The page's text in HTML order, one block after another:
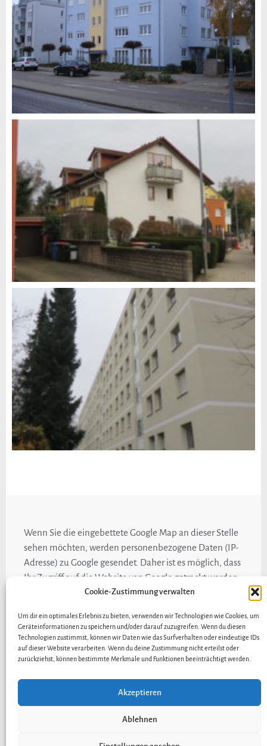
Cookie-Zustimmung verwalten
Um dir ein optimales Erlebnis zu bieten, verwenden wir Technologien wie Cookies, um
Geräteinformationen zu speichern und/oder darauf zuzugreifen. Wenn du diesen
Technologien zustimmst, können wir Daten wie das Surfverhalten oder eindeutige IDs
auf dieser Website verarbeiten. Wenn du deine Zustimmung nicht erteilst oder
zurückziehst, können bestimmte Merkmale und Funktionen beeinträchtigt werden.
Akzeptieren
Ablehnen
Wenn Sie die eingebettete Google Map an dieser Stelle
sehen möchten, werden personenbezogene Daten (IP-
Adresse) zu Google gesendet. Daher ist es möglich, dass
Ihr Zugriff auf die Website von Google getrackt werden
Hölker-Hausservice e.K.
Durmersheimerstraße 28 in76185 Karlsruhe​